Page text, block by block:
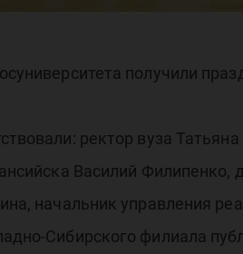
получили
ректор вуза
Василий
начальник управления
Сибирского филиала